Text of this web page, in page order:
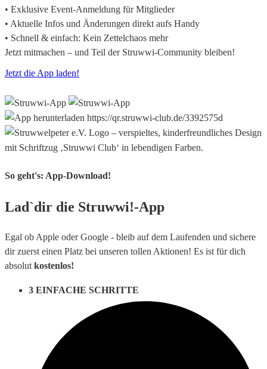
• Exklusive Event-Anmeldung für Mitglieder
• Aktuelle Infos und Änderungen direkt aufs Handy
• Schnell & einfach: Kein Zettelchaos mehr
Jetzt mitmachen – und Teil der Struwwi-Community bleiben!
Jetzt die App laden!
So geht's: App-Download!
Lad`dir die Struwwi!-App
Egal ob Apple oder Google - bleib auf dem Laufenden und sichere
dir zuerst einen Platz bei unseren tollen Aktionen! Es ist für dich
absolut kostenlos!
3 EINFACHE SCHRITTE